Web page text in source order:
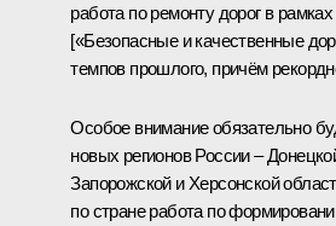
работа по ремонту дорог в
[«Безопасные и качественные
темпов прошлого, причём
Особое внимание обязательно
новых регионов России –
Запорожской и Херсонской
по стране работа по